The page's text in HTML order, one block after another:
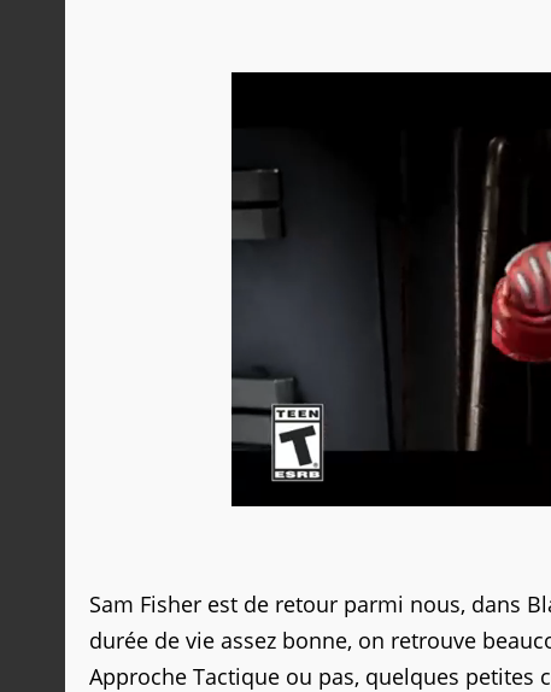
Sam Fisher est de retour parmi nous, dans
durée de vie assez bonne, on retrouve
Approche Tactique ou pas, quelques